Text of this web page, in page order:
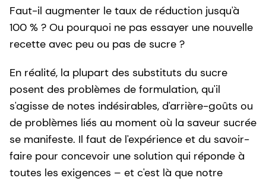
Faut-il augmenter le taux de réduction jusqu'à
100 % ? Ou pourquoi ne pas essayer une nouvelle
recette avec peu ou pas de sucre ?
En réalité, la plupart des substituts du sucre
posent des problèmes de formulation, qu'il
s'agisse de notes indésirables, d'arrière-goûts ou
de problèmes liés au moment où la saveur sucrée
se manifeste. Il faut de l'expérience et du savoir-
faire pour concevoir une solution qui réponde à
toutes les exigences – et c'est là que notre